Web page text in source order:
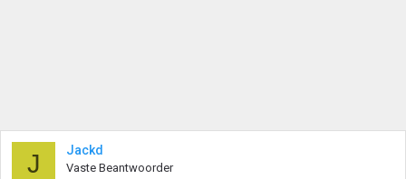
J Jackd
Vaste Beantwoorder